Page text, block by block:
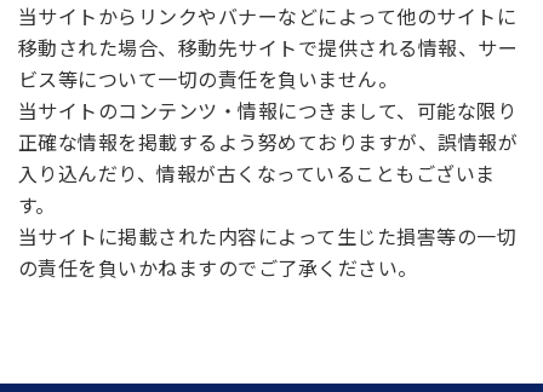
当サイトからリンクやバナーなどによって他のサイトに
移動された場合、移動先サイトで提供される情報、サー
ビス等について一切の責任を負いません。
当サイトのコンテンツ・情報につきまして、可能な限り
正確な情報を掲載するよう努めておりますが、誤情報が
入り込んだり、情報が古くなっていることもございま
す。
当サイトに掲載された内容によって生じた損害等の一切
の責任を負いかねますのでご了承ください。